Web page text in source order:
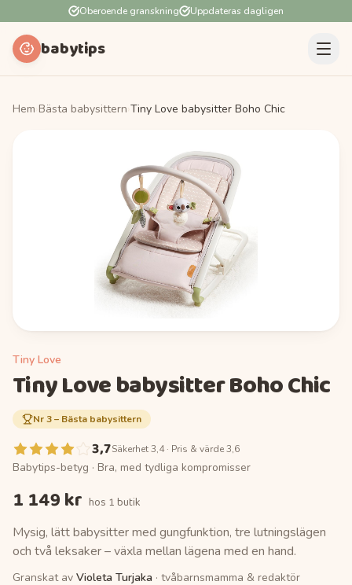
Oberoende granskning Uppdateras dagligen
babytips
Hem Bästa babysittern Tiny Love babysitter Boho Chic
Tiny Love
Tiny Love babysitter Boho Chic
Nr3– Bästa babysittern
3,7Säkerhet 3,4 · Pris & värde 3,6
Babytips-betyg · Bra, med tydliga kompromisser
1 149 kr hos 1 butik
Mysig, lätt babysitter med gungfunktion, tre lutningslägen
och två leksaker – växla mellan lägena med en hand.
Granskat av Violeta Turjaka · tvåbarnsmamma & redaktör